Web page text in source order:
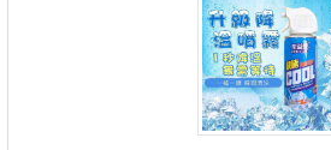
別再讓傳統鋼針梳帶來的刺痛感與
「寵物蒸氣噴霧按摩毛髮整理梳」